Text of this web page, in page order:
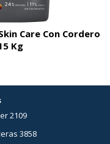
Care Con Cordero
Kg
2109
3858